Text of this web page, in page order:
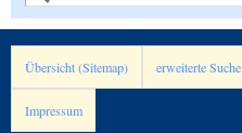
Übersicht (Sitemap) erweiterte Suche
Impressum